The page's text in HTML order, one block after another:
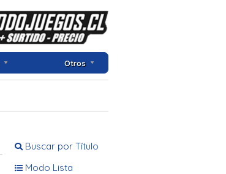
Otros
Buscar por Título
Modo Lista